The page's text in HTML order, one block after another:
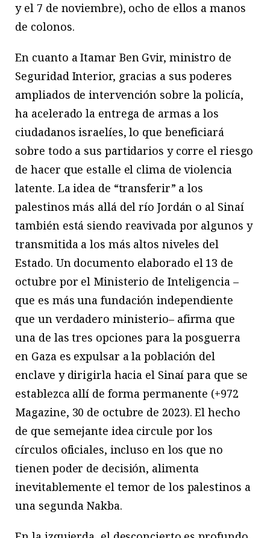
y el 7 de noviembre), ocho de ellos a manos
de colonos.
En cuanto a Itamar Ben Gvir, ministro de
Seguridad Interior, gracias a sus poderes
ampliados de intervención sobre la policía,
ha acelerado la entrega de armas a los
ciudadanos israelíes, lo que beneficiará
sobre todo a sus partidarios y corre el riesgo
de hacer que estalle el clima de violencia
latente. La idea de “transferir” a los
palestinos más allá del río Jordán o al Sinaí
también está siendo reavivada por algunos y
transmitida a los más altos niveles del
Estado. Un documento elaborado el 13 de
octubre por el Ministerio de Inteligencia –
que es más una fundación independiente
que un verdadero ministerio– afirma que
una de las tres opciones para la posguerra
en Gaza es expulsar a la población del
enclave y dirigirla hacia el Sinaí para que se
establezca allí de forma permanente (+972
Magazine, 30 de octubre de 2023). El hecho
de que semejante idea circule por los
círculos oficiales, incluso en los que no
tienen poder de decisión, alimenta
inevitablemente el temor de los palestinos a
una segunda Nakba.